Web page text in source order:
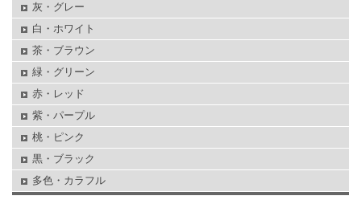
灰・グレー
白・ホワイト
茶・ブラウン
緑・グリーン
赤・レッド
紫・パープル
桃・ピンク
黒・ブラック
多色・カラフル